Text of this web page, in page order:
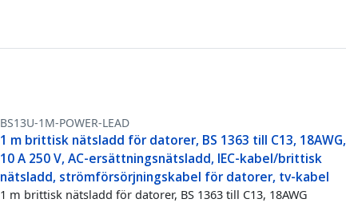
BS13U-1M-POWER-LEAD
1 m brittisk nätsladd för datorer, BS 1363 till C13, 18AWG,
10 A 250 V, AC-ersättningsnätsladd, IEC-kabel/brittisk
nätsladd, strömförsörjningskabel för datorer, tv-kabel
1 m brittisk nätsladd för datorer, BS 1363 till C13, 18AWG